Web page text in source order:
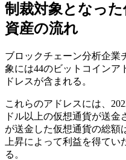
制裁対象となっ
資産の流れ
ブロックチェーン分析企業
象には44のビットコインア
ドレスが含まれる。
これらのアドレスには、
ドル以上の仮想通貨が送
が送金した仮想通貨の総額
上昇によって利益を得て
る。